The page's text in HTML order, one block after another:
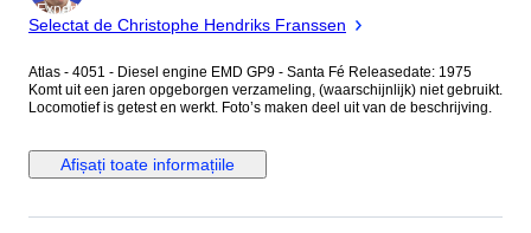
Expert
Selectat de Christophe Hendriks Franssen
Atlas - 4051 - Diesel engine EMD GP9 - Santa Fé Releasedate: 1975
Komt uit een jaren opgeborgen verzameling, (waarschijnlijk) niet gebruikt.
Locomotief is getest en werkt. Foto’s maken deel uit van de beschrijving.
Afișați toate informațiile